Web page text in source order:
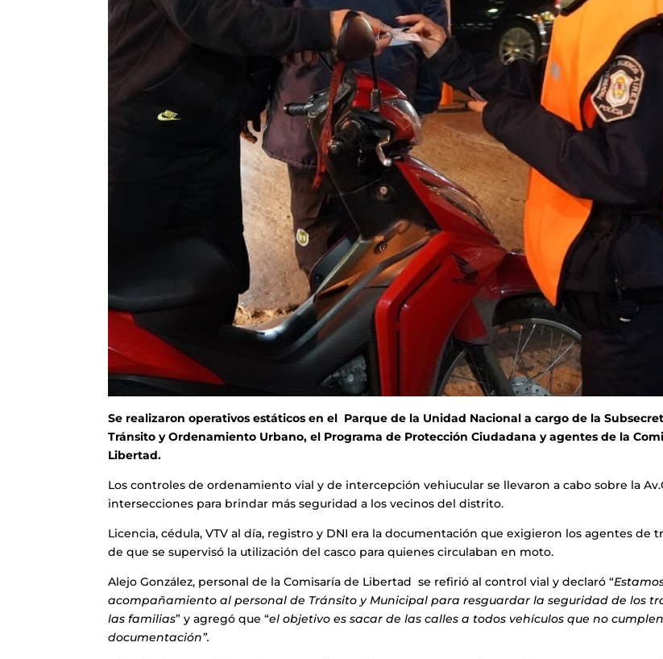
Se realizaron operativos estáticos en el Parque de la Unidad Nacional a cargo de la
Tránsito y Ordenamiento Urbano, el Programa de Protección Ciudadana y agentes de la
Libertad.
Los controles de ordenamiento vial y de intercepción vehiucular se llevaron a cabo sobre la
intersecciones para brindar más seguridad a los vecinos del distrito.
Licencia, cédula, VTV al día, registro y DNI era la documentación que exigieron los agentes de
de que se supervisó la utilización del casco para quienes circulaban en moto.
Alejo González, personal de la Comisaría de Libertad se refirió al control vial y declaró “
acompañamiento al personal de Tránsito y Municipal para resguardar la seguridad de los
las familias” y agregó que “el objetivo es sacar de las calles a todos vehículos que no
documentación”.